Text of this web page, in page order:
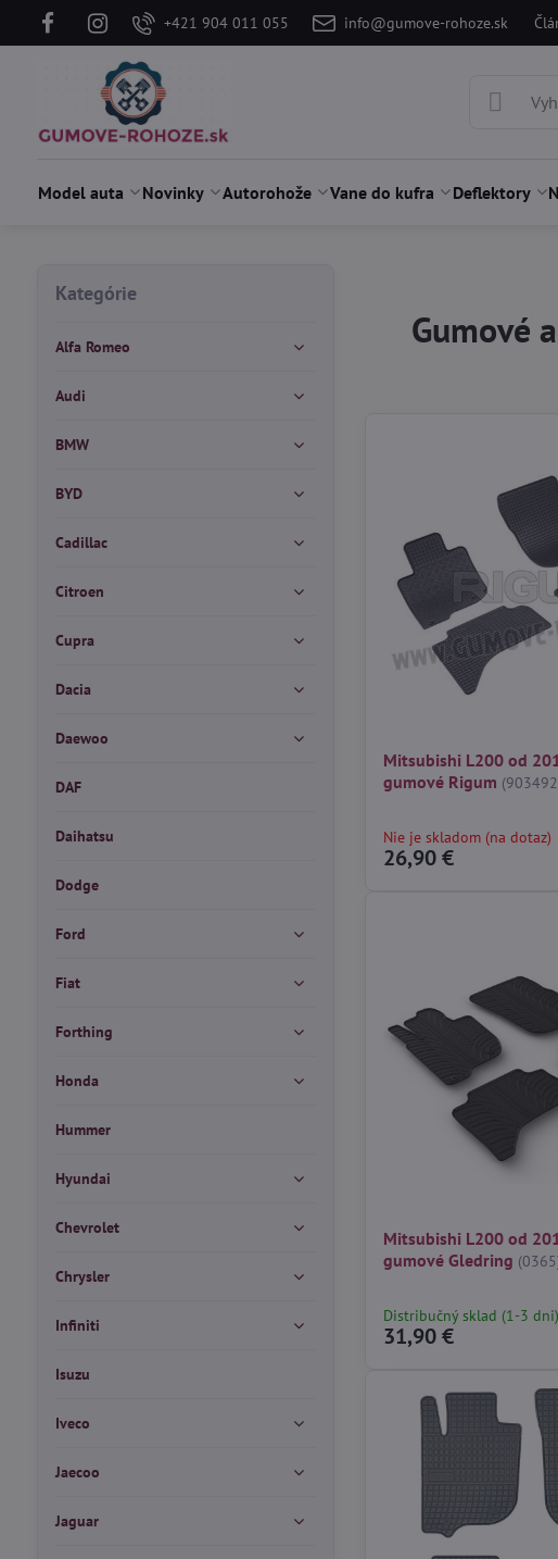
+421 904 011 055 info@gumove-rohoze.sk
Model auta Novinky Autorohože Vane do kufra Deflektory
Gumové
Mitsubishi L200 od
gumové Rigum
Nie je skladom (na dotaz)
26,90 €
Mitsubishi L200 od
gumové Gledring
Distribučný sklad (1-3 dni)
31,90 €
Kategórie
Alfa Romeo
Audi
BMW
BYD
Cadillac
Citroen
Cupra
Dacia
Daewoo
DAF
Daihatsu
Dodge
Ford
Fiat
Forthing
Honda
Hummer
Hyundai
Chevrolet
Chrysler
Infiniti
Isuzu
Iveco
Jaecoo
Jaguar